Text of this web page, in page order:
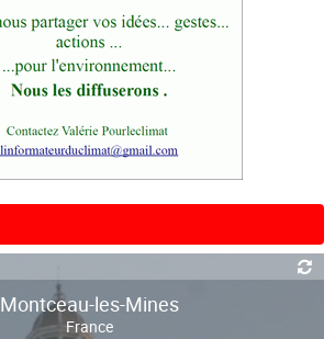
Montceau-les-Mines
France